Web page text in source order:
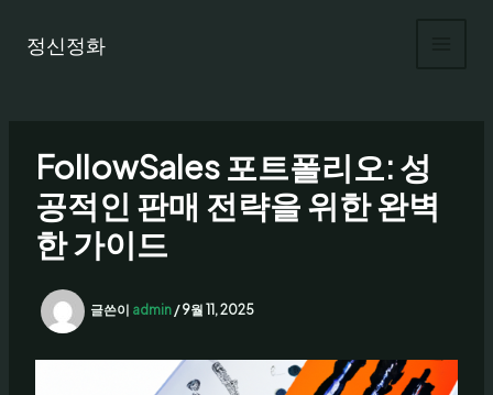
정신정화
FollowSales 포트폴리오: 성
공적인 판매 전략을 위한 완벽
한 가이드
글쓴이 admin/9월 11, 2025